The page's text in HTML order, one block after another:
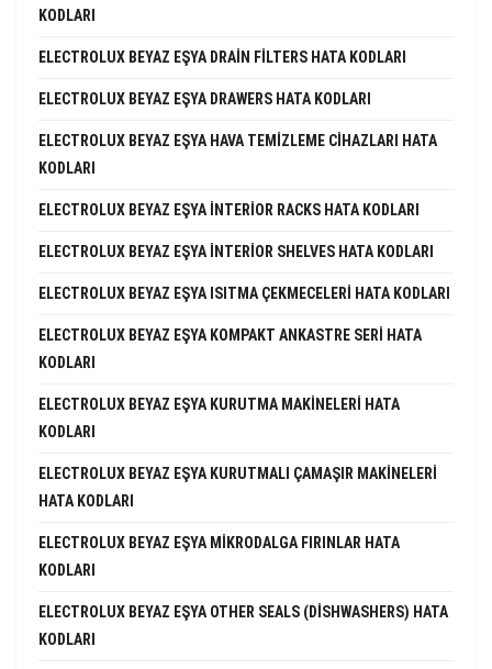
KODLARI
ELECTROLUX BEYAZ EŞYA DRAIN FILTERS HATA KODLARI
ELECTROLUX BEYAZ EŞYA DRAWERS HATA KODLARI
ELECTROLUX BEYAZ EŞYA HAVA TEMIZLEME CIHAZLARI HATA
KODLARI
ELECTROLUX BEYAZ EŞYA INTERIOR RACKS HATA KODLARI
ELECTROLUX BEYAZ EŞYA INTERIOR SHELVES HATA KODLARI
ELECTROLUX BEYAZ EŞYA ISITMA ÇEKMECELERI HATA KODLARI
ELECTROLUX BEYAZ EŞYA KOMPAKT ANKASTRE SERI HATA
KODLARI
ELECTROLUX BEYAZ EŞYA KURUTMA MAKINELERI HATA
KODLARI
ELECTROLUX BEYAZ EŞYA KURUTMALI ÇAMAŞIR MAKINELERI
HATA KODLARI
ELECTROLUX BEYAZ EŞYA MIKRODALGA FIRINLAR HATA
KODLARI
ELECTROLUX BEYAZ EŞYA OTHER SEALS (DISHWASHERS) HATA
KODLARI